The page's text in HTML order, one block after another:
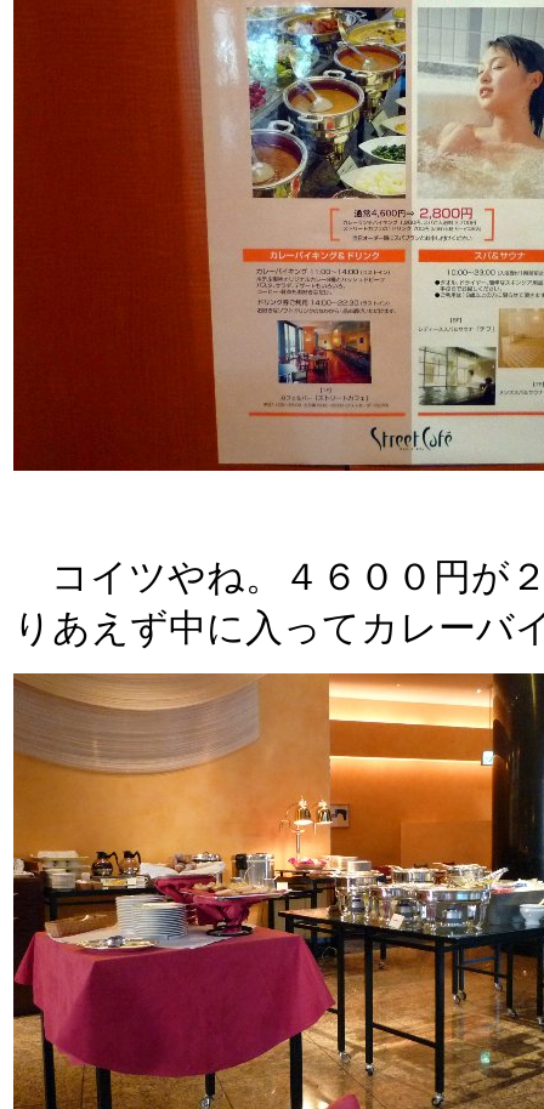
コイツやね。４６００円が
りあえず中に入ってカレーバ